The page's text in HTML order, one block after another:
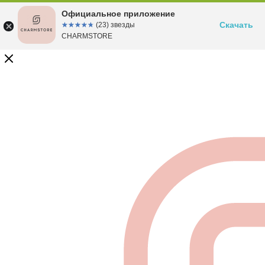
Официальное приложение
☆☆☆☆☆
★★★★★ (23) звезды
CHARMSTORE
Скачать